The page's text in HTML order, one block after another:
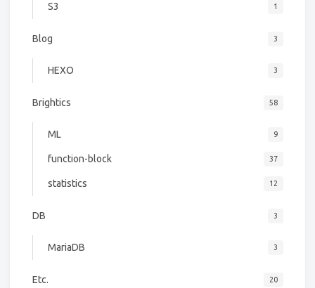
S3 1
Blog 3
HEXO 3
Brightics 58
ML 9
function-block 37
statistics 12
DB 3
MariaDB 3
Etc. 20